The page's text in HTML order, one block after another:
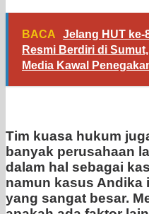
BACA
Jelang HUT ke-
Resmi Berdiri di
Media Kawal
Tim kuasa hukum
banyak perusahaan
dalam hal sebagai
namun kasus Andika
yang sangat besar.